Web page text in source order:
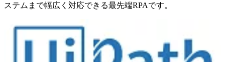
ステムまで幅広く対応できる最先端RPAです。